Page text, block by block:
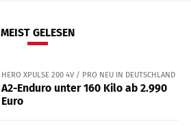
MEIST GELESEN
HERO XPULSE 200 4V / PRO NEU IN DEUTSCHLAND
A2-Enduro unter 160 Kilo ab 2.990
Euro